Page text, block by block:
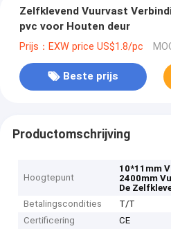
Zelfklevend Vuurvast
pvc voor Houten deur
Prijs：EXW price US$1.8/pc
Beste prijs
Productomschrijving
Hoogtepunt
10*11mm
2400mm
De
Betalingscondities
T/T
Certificering
CE